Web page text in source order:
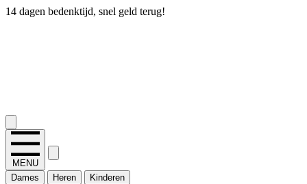
14 dagen bedenktijd, snel geld terug!
MENU
Dames
Heren Kinderen